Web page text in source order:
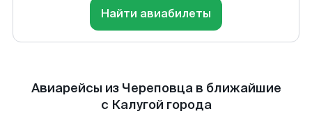
Найти авиабилеты
Авиарейсы из Череповца в ближайшие
с Калугой города